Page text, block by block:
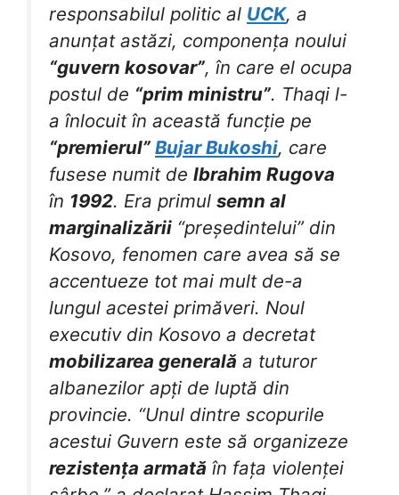
responsabilul politic al UCK, a
anunțat astăzi, componența noului
“guvern kosovar”, în care el ocupa
postul de “prim ministru”. Thaqi l-
a înlocuit în această funcție pe
“premierul” Bujar Bukoshi, care
fusese numit de Ibrahim Rugova
în 1992. Era primul semn al
marginalizării “președintelui” din
Kosovo, fenomen care avea să se
accentueze tot mai mult de-a
lungul acestei primăveri. Noul
executiv din Kosovo a decretat
mobilizarea generală a tuturor
albanezilor apți de luptă din
provincie. “Unul dintre scopurile
acestui Guvern este să organizeze
rezistența armată în fața violenței